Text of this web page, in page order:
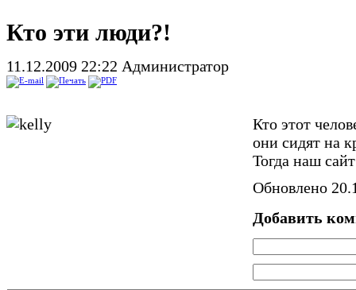
Кто эти люди?!
11.12.2009 22:22 Администратор
Кто этот
они сидят на
Тогда наш
Обновлено
Добавить